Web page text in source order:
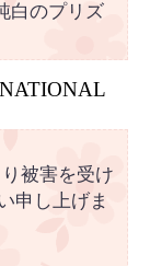
白のプリズ
被害を受け
申し上げま